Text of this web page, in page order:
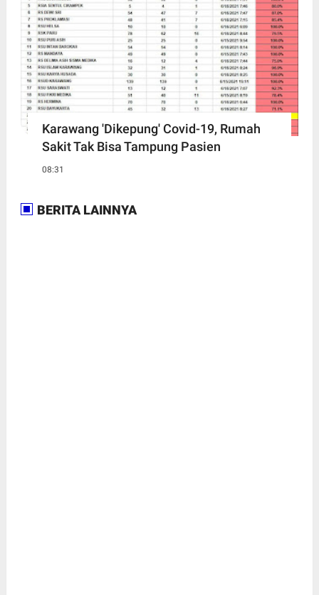
Karawang 'Dikepung' Covid-19, Rumah
Sakit Tak Bisa Tampung Pasien
08:31
BERITA LAINNYA